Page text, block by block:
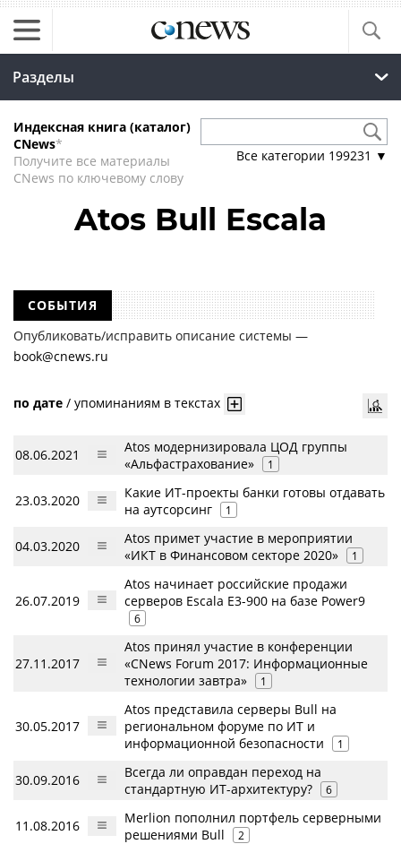
Разделы
Индексная книга (каталог)
CNews*
Получите все материалы
CNews по ключевому слову
Все категории 199231 ▼
Atos Bull Escala
СОБЫТИЯ
Опубликовать/исправить описание системы —
book@cnews.ru
по дате / упоминаниям в текстах
08.06.2021
Atos модернизировала ЦОД группы
«Альфастрахование»
1
23.03.2020
Какие ИТ-проекты банки готовы отдавать
на аутсорсинг
1
04.03.2020
Atos примет участие в мероприятии
«ИКТ в Финансовом секторе 2020»
1
26.07.2019
Atos начинает российские продажи
серверов Escala E3-900 на базе Power9
6
27.11.2017
Atos принял участие в конференции
«CNews Forum 2017: Информационные
технологии завтра»
1
30.05.2017
Atos представила серверы Bull на
региональном форуме по ИТ и
информационной безопасности
1
30.09.2016
Всегда ли оправдан переход на
стандартную ИТ-архитектуру?
6
11.08.2016
Merlion пополнил портфель серверными
решениями Bull
2